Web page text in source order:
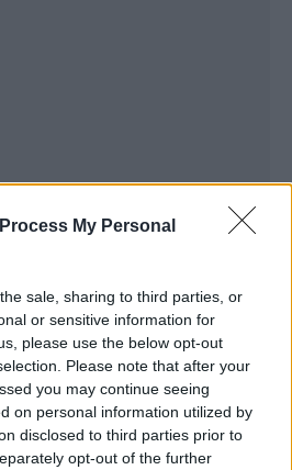
My Personal
sale, sharing to third parties, or
or sensitive information for
please use the below opt-out
Please note that after your
you may continue seeing
on personal information utilized by
disclosed to third parties prior to
opt-out of the further
Radio.gr στο Google News
πιο hot νέα.
νέα, μπείτε στηνροή
Radio.gr και στο Instagram